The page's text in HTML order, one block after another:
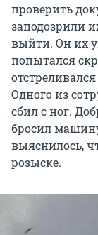
проверить
заподозрили
выйти. Он их
попытался
Одного из
сбил с ног.
бросил
выяснилось,
розыске.